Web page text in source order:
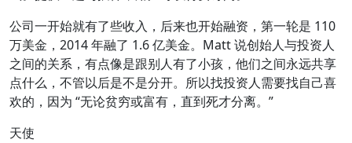
公司一开始就有了些收入，后来也开始融资，第一轮是 110
万美金，2014 年融了 1.6 亿美金。Matt 说创始人与投资人
之间的关系，有点像是跟别人有了小孩，他们之间永远共享
点什么，不管以后是不是分开。所以找投资人需要找自己喜
欢的，因为 “无论贫穷或富有，直到死才分离。”
天使